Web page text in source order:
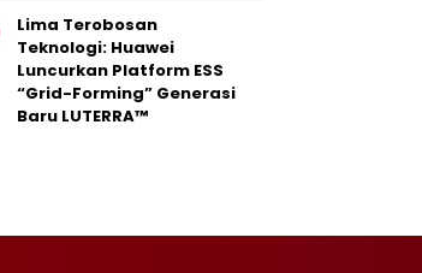
Lima Terobosan
Teknologi: Huawei
Luncurkan Platform ESS
“Grid-Forming” Generasi
Baru LUTERRA™